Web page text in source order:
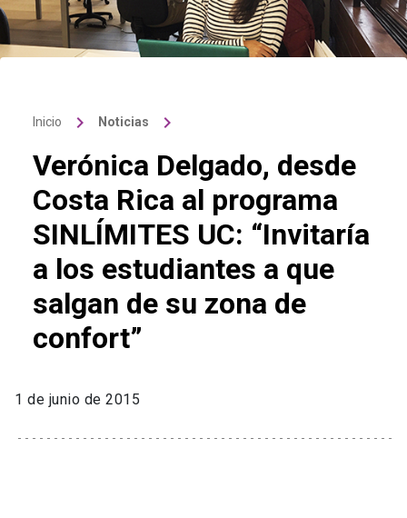
Inicio keyboard_arrow_right Noticias keyboard_arrow_right
Verónica Delgado, desde
Costa Rica al programa
SINLÍMITES UC: “Invitaría
a los estudiantes a que
salgan de su zona de
confort”
1 de junio de 2015